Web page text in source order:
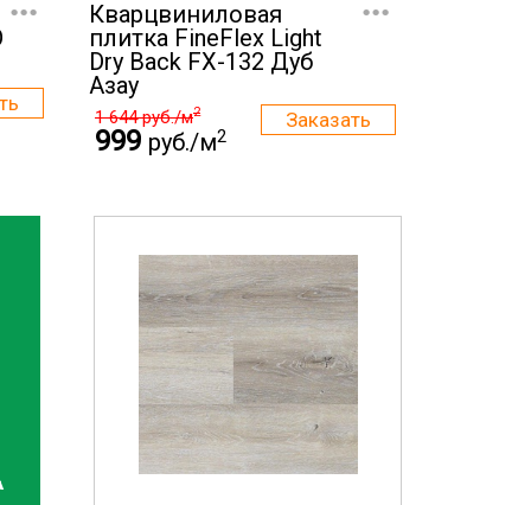
Кварцвиниловая
плитка FineFlex Light
Dry Back FX-132 Дуб
Азау
1 644руб./м2
999 руб./м2